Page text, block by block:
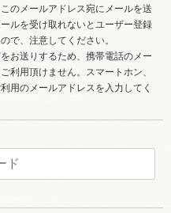
のメールアドレス宛にメールを送
ルを受け取れないとユーザー登録
で、注意してください。
お送りするため、携帯電話のメー
利用頂けません。スマートホン、
用のメールアドレスを入力してく